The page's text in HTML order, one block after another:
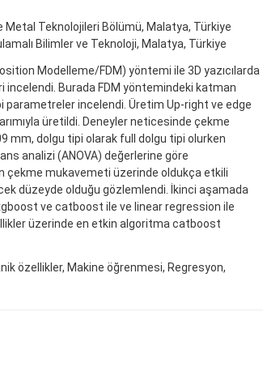
Metal Teknolojileri Bölümü, Malatya, Türkiye
Bilimler ve Teknoloji, Malatya, Türkiye
Modelleme/FDM) yöntemi ile 3D yazıcılarda
Burada FDM yöntemindeki katman
parametreler incelendi. Üretim Up-right ve edge
üretildi. Deneyler neticesinde çekme
mm, dolgu tipi olarak full dolgu tipi olurken
analizi (ANOVA) değerlerine göre
çekme mukavemeti üzerinde oldukça etkili
düzeyde olduğu gözlemlendi. İkinci aşamada
ve catboost ile ve linear regression ile
üzerinde en etkin algoritma catboost
özellikler, Makine öğrenmesi, Regresyon,